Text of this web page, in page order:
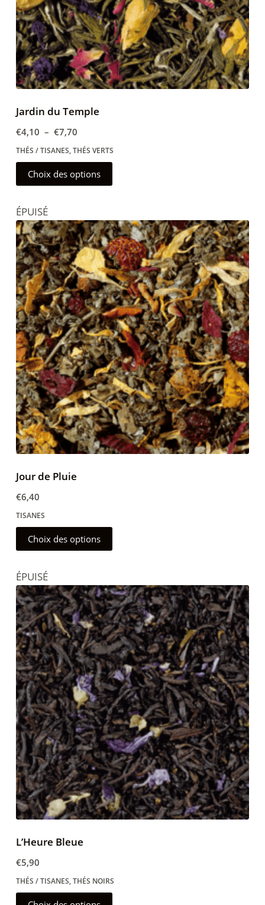
Jardin du Temple
€4,10 – €7,70Plage
de
prix :
€4,10
à
THÉS / TISANES,THÉS VERTS
Choix des options
produit
a
plusieurs
variations.
Les
options
peuvent
être
choisies
sur
la
page
du
produit
ÉPUISÉ
Jour de Pluie
€6,40
TISANES
Choix des options
produit
a
plusieurs
variations.
Les
options
peuvent
être
choisies
sur
la
page
du
produit
ÉPUISÉ
L’Heure Bleue
€5,90
THÉS / TISANES,THÉS NOIRS